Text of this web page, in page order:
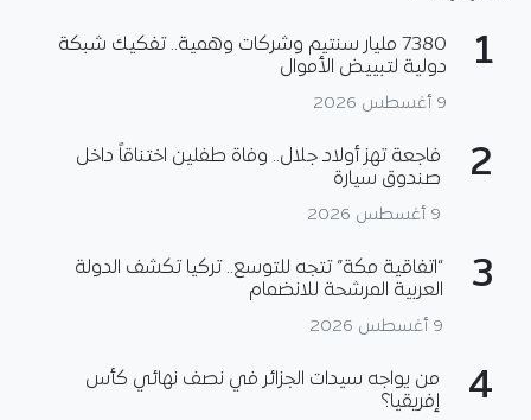
1
7380 مليار سنتيم وشركات وهمية.. تفكيك شبكة
دولية لتبييض الأموال
9 أغسطس 2026
2
فاجعة تهز أولاد جلال.. وفاة طفلين اختناقاً داخل
صندوق سيارة
9 أغسطس 2026
3
“اتفاقية مكة” تتجه للتوسع.. تركيا تكشف الدولة
العربية المرشحة للانضمام
9 أغسطس 2026
4
من يواجه سيدات الجزائر في نصف نهائي كأس
إفريقيا؟